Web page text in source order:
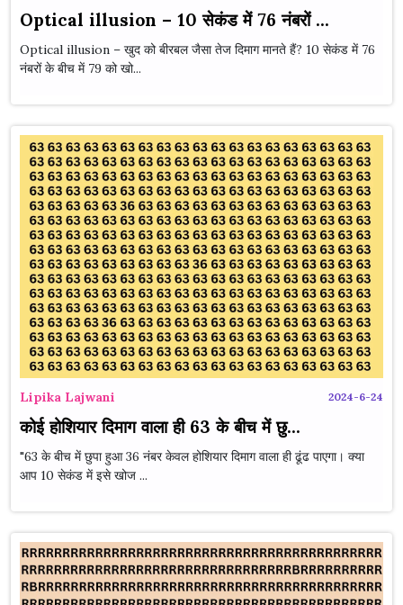
Optical illusion – 10 सेकंड में 76 नंबरों ...
Optical illusion – खुद को बीरबल जैसा तेज दिमाग मानते हैं? 10 सेकंड में 76
नंबरों के बीच में 79 को खो...
Lipika Lajwani 2024-6-24
कोई होशियार दिमाग वाला ही 63 के बीच में छु...
"63 के बीच में छुपा हुआ 36 नंबर केवल होशियार दिमाग वाला ही ढूंढ पाएगा। क्या
आप 10 सेकंड में इसे खोज ...